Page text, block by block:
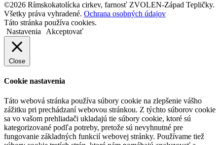
©2026 Rímskokatolícka cirkev, farnosť ZVOLEN-Západ Tepličky.
Všetky práva vyhradené. Ochrana osobných údajov
Táto stránka používa cookies.
Nastavenia
Akceptovať
Close
Cookie nastavenia
Táto webová stránka používa súbory cookie na zlepšenie vášho
zážitku pri prechádzaní webovou stránkou. Z týchto súborov cookie
sa vo vašom prehliadači ukladajú tie súbory cookie, ktoré sú
kategorizované podľa potreby, pretože sú nevyhnutné pre
fungovanie základných funkcií webovej stránky. Používame tiež